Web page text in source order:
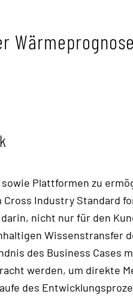
Plattformen zu
Industry Standard
nicht nur für den
Wissenstransfer
des Business Cases
werden, um direkte
des